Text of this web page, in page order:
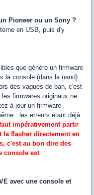
Pioneer ou un Sony ?
en USB, puis d'y
que génère un firmware
la console (dans la nand)
des vagues de ban, c'est
firmwares originaux ne
à jour un firmware
: les erreurs étant déjà
impérativement partir
la flasher directement en
c'est au bon dire des
console est
avec une console et